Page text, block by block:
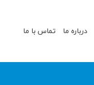
درباره ما تماس با ما